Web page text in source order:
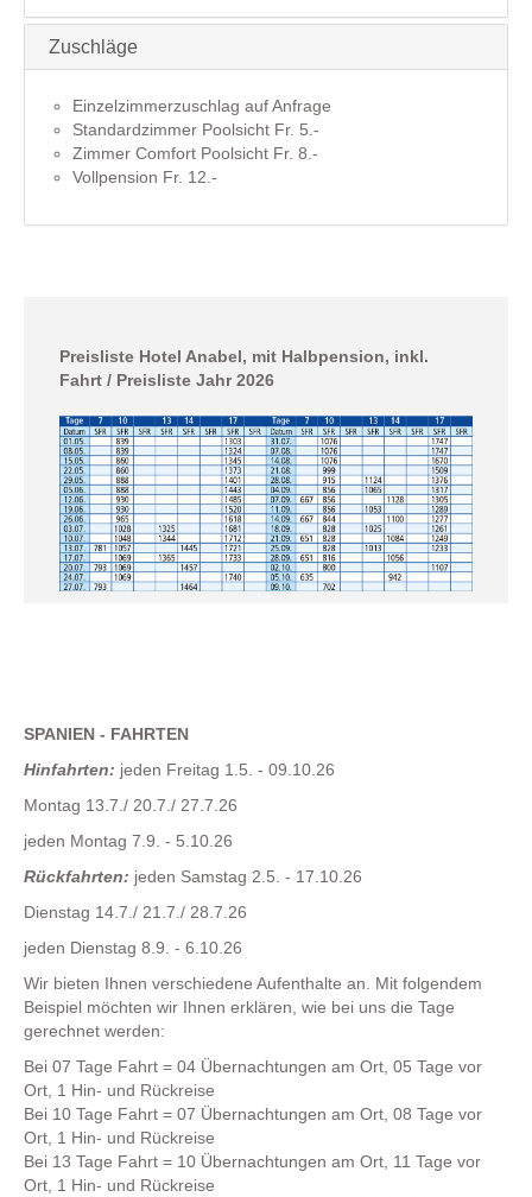
Zuschläge
Einzelzimmerzuschlag auf Anfrage
Standardzimmer Poolsicht Fr. 5.-
Zimmer Comfort Poolsicht Fr. 8.-
Vollpension Fr. 12.-
Preisliste Hotel Anabel, mit Halbpension, inkl.
Fahrt / Preisliste Jahr 2026
SPANIEN - FAHRTEN
Hinfahrten: jeden Freitag 1.5. - 09.10.26
Montag 13.7./ 20.7./ 27.7.26
jeden Montag 7.9. - 5.10.26
Rückfahrten: jeden Samstag 2.5. - 17.10.26
Dienstag 14.7./ 21.7./ 28.7.26
jeden Dienstag 8.9. - 6.10.26
Wir bieten Ihnen verschiedene Aufenthalte an. Mit folgendem
Beispiel möchten wir Ihnen erklären, wie bei uns die Tage
gerechnet werden:
Bei 07 Tage Fahrt = 04 Übernachtungen am Ort, 05 Tage vor
Ort, 1 Hin- und Rückreise
Bei 10 Tage Fahrt = 07 Übernachtungen am Ort, 08 Tage vor
Ort, 1 Hin- und Rückreise
Bei 13 Tage Fahrt = 10 Übernachtungen am Ort, 11 Tage vor
Ort, 1 Hin- und Rückreise